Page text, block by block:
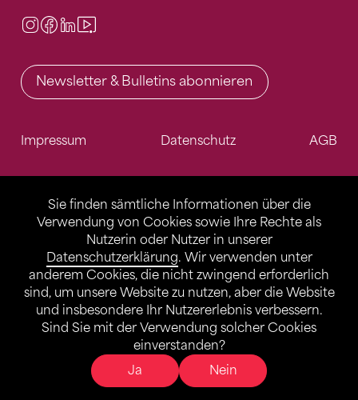
Sie finden sämtliche Informationen über die
Verwendung von Cookies sowie Ihre Rechte als
Nutzerin oder Nutzer in unserer
Datenschutzerklärung. Wir verwenden unter
anderem Cookies, die nicht zwingend erforderlich
sind, um unsere Website zu nutzen, aber die Website
und insbesondere Ihr Nutzererlebnis verbessern.
Sind Sie mit der Verwendung solcher Cookies
einverstanden?
Ja
Nein
Instagram
Facebook
LinkedIn
Newsletter & Bulletins abonnieren
Impressum Datenschutz AGB